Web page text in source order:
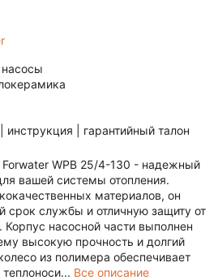
инструкция | гарантийный талон
WPB 25/4-130 - надежный
вашей системы отопления.
материалов, он
срок службы и отличную защиту от
насосной части выполнен
высокую прочность и долгий
из полимера обеспечивает
Все описание